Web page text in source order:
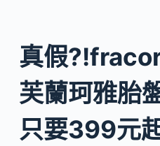
真假
芙蘭珂雅胎
只要399元